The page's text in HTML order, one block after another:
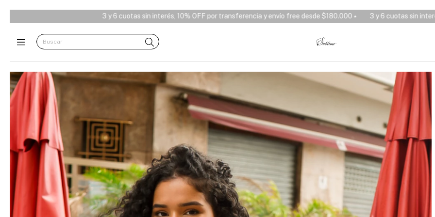
6 cuotas sin interés, 10% OFF por transferencia y envío free desde $180.000 ⭑ 3 y 6 cuotas sin interés, 10% OFF por transferencia y